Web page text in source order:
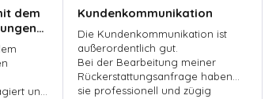
dem
und
Kundenkommunikation
Die Kundenkommunikation ist
außerordentlich gut.
Bei der Bearbeitung meiner
Rückerstattungsanfrage haben
sie professionell und zügig